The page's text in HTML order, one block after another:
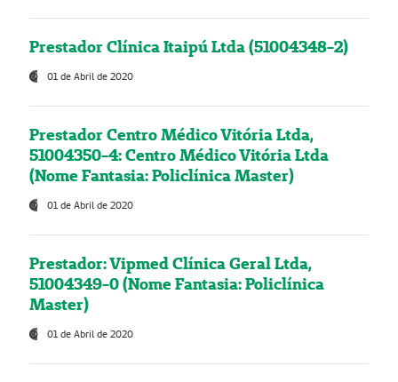
Prestador Clínica Itaipú Ltda (51004348-2)
01 de Abril de 2020
Prestador Centro Médico Vitória Ltda,
51004350-4: Centro Médico Vitória Ltda
(Nome Fantasia: Policlínica Master)
01 de Abril de 2020
Prestador: Vipmed Clínica Geral Ltda,
51004349-0 (Nome Fantasia: Policlínica
Master)
01 de Abril de 2020